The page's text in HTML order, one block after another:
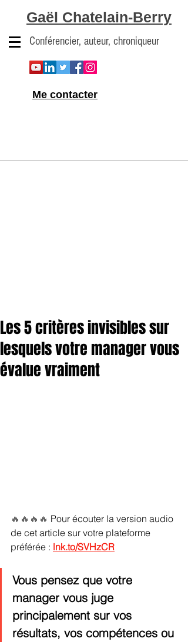
Gaël Chatelain-Berry
Conférencier, auteur, chroniqueur
Me contacter
Les 5 critères invisibles sur
lesquels votre manager vous
évalue vraiment
🔥🔥🔥🔥 Pour écouter la version audio
de cet article sur votre plateforme
préférée : lnk.to/SVHzCR
Vous pensez que votre
manager vous juge
principalement sur vos
résultats, vos compétences ou